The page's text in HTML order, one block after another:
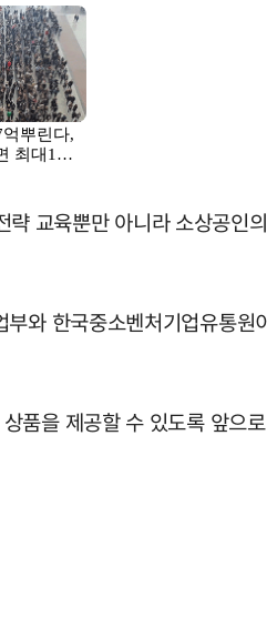
교육뿐만 아니라 소상공인
와 한국중소벤처기업유통
품을 제공할 수 있도록 앞으